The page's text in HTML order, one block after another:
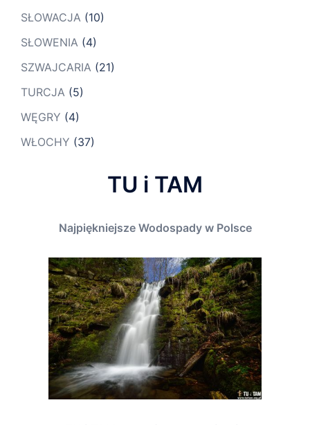
SŁOWACJA (10)
SŁOWENIA (4)
SZWAJCARIA (21)
TURCJA (5)
WĘGRY (4)
WŁOCHY (37)
TU i TAM
Najpiękniejsze Wodospady w Polsce